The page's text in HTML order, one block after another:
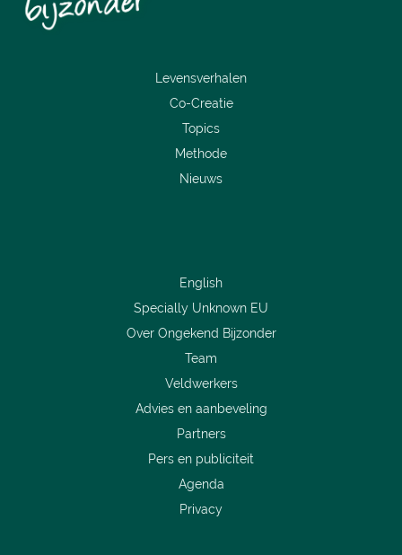
Levensverhalen
Co-Creatie
Topics
Methode
Nieuws
English
Specially Unknown EU
Over Ongekend Bijzonder
Team
Veldwerkers
Advies en aanbeveling
Partners
Pers en publiciteit
Agenda
Privacy